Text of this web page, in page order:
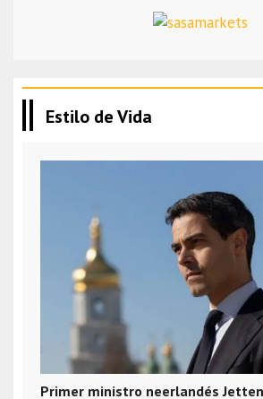
Estilo de Vida
Primer ministro neerlandés